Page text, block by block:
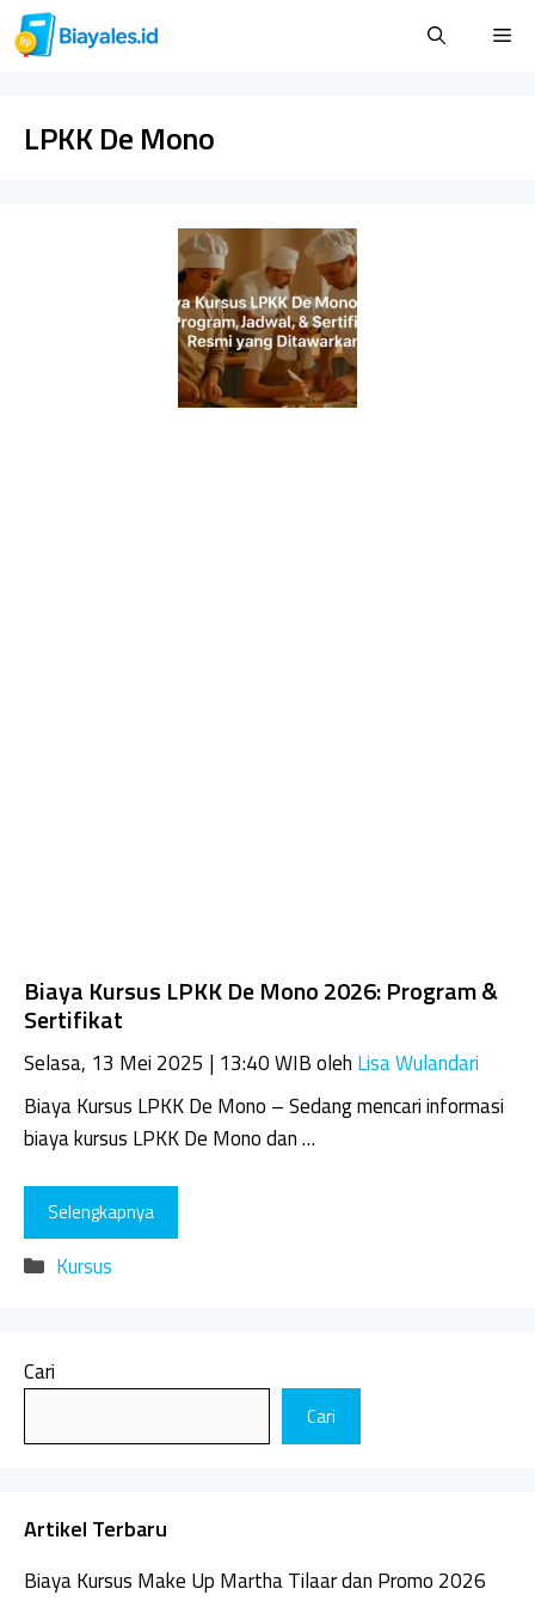
Langsung
ke
LPKK De Mono
Biaya Kursus LPKK De Mono 2026: Program &
Sertifikat
Selasa, 13 Mei 2025 | 13:40 WIBoleh Lisa Wulandari
Biaya Kursus LPKK De Mono – Sedang mencari informasi
biaya kursus LPKK De Mono dan …
Selengkapnya
Kategori
Kursus
Cari
Cari
Artikel Terbaru
Biaya Kursus Make Up Martha Tilaar dan Promo 2026